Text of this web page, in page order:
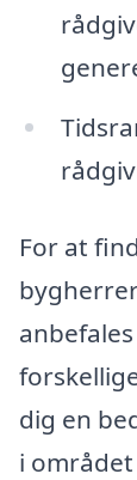
For at
dig en
i